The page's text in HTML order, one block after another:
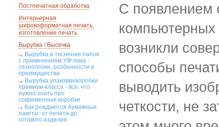
Постпечатная обработка
Интерьерная
широкоформатная печать,
изготовление печать
Вырубка / Высечка
Вырубка и тиснение папок
с применением УФ-лака -
технологии, особенности и
преимущества
Вырубка упаковки/коробки
премиум-класса - всё, что
нужно знать про
современные коробки
Как рождаются бумажные
пакеты: от печати до
готового изделия
С появлением
компьютерных
возникли
способы
выводить
четкости, не